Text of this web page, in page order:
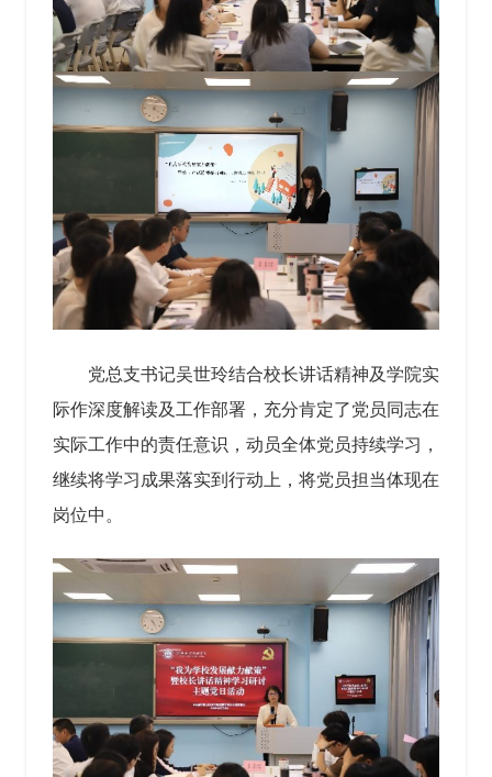
党总支书记吴世玲结合校长讲话精神及学院实
际作深度解读及工作部署，充分肯定了党员同志在
实际工作中的责任意识，动员全体党员持续学习，
继续将学习成果落实到行动上，将党员担当体现在
岗位中。